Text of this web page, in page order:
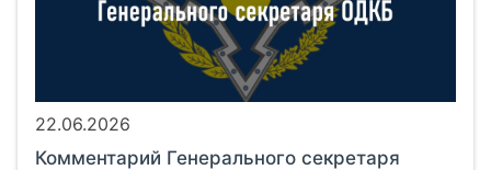
22.06.2026
Комментарий Генерального секретаря